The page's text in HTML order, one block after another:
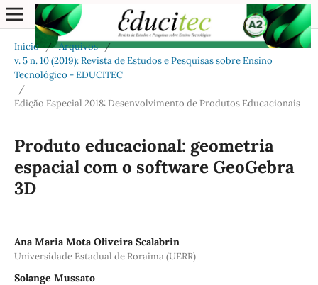
Início / Arquivos /
v. 5 n. 10 (2019): Revista de Estudos e Pesquisas sobre Ensino
Tecnológico - EDUCITEC
/
Edição Especial 2018: Desenvolvimento de Produtos Educacionais
Produto educacional: geometria
espacial com o software GeoGebra
3D
Ana Maria Mota Oliveira Scalabrin
Universidade Estadual de Roraima (UERR)
Solange Mussato